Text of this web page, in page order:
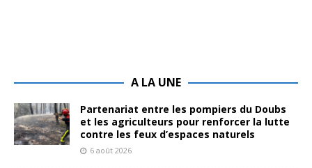
A LA UNE
Partenariat entre les pompiers du Doubs
et les agriculteurs pour renforcer la lutte
contre les feux d’espaces naturels
6 août 2026